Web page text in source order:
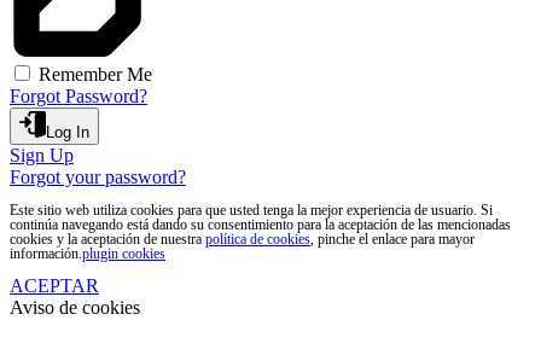
Remember Me
Forgot Password?
Log In
Sign Up
Forgot your password?
Este sitio web utiliza cookies para que usted tenga la mejor experiencia de usuario. Si
continúa navegando está dando su consentimiento para la aceptación de las mencionadas
cookies y la aceptación de nuestra política de cookies, pinche el enlace para mayor
información.plugin cookies
ACEPTAR
Aviso de cookies